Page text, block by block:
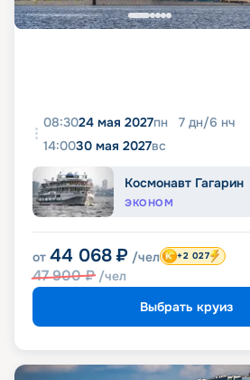
08:3024 мая 2027пн 7 дн/6 нч
14:0030 мая 2027вс
Космонавт Гагарин
ЭКОНОМ
от 44 068 ₽ /чел
47 900₽ /чел
+2 027
Выбрать круиз